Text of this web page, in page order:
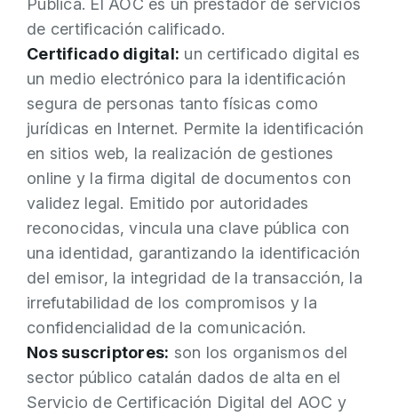
de certificación calificado.
Certificado digital: un certificado digital es
un medio electrónico para la identificación
segura de personas tanto físicas como
jurídicas en Internet. Permite la identificación
en sitios web, la realización de gestiones
online y la firma digital de documentos con
validez legal. Emitido por autoridades
reconocidas, vincula una clave pública con
una identidad, garantizando la identificación
del emisor, la integridad de la transacción, la
irrefutabilidad de los compromisos y la
confidencialidad de la comunicación.
Nos suscriptores: son los organismos del
sector público catalán dados de alta en el
Servicio de Certificación Digital del AOC y